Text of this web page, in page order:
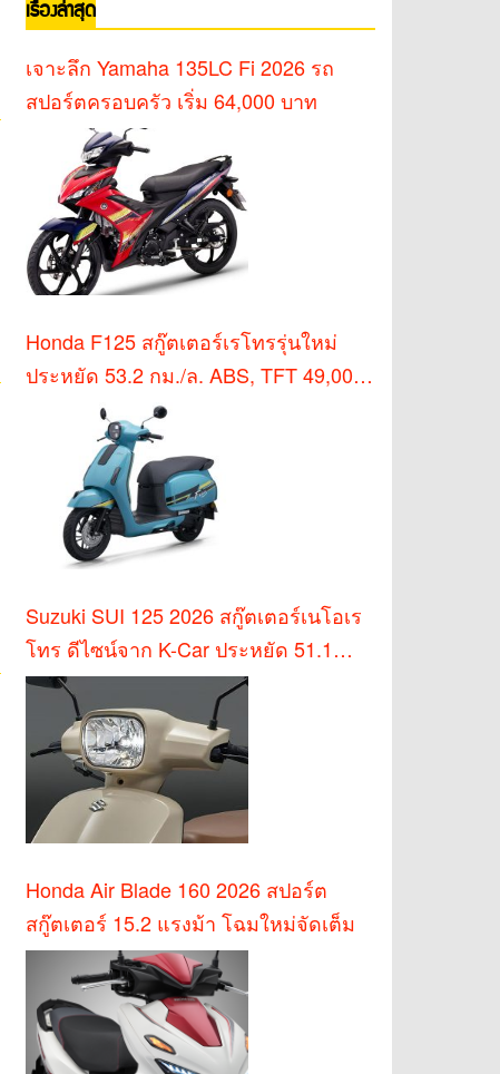
เรื่องล่าสุด
เจาะลึก Yamaha 135LC Fi 2026 รถ
สปอร์ตครอบครัว เริ่ม 64,000 บาท
Honda F125 สกู๊ตเตอร์เรโทรรุ่นใหม่
ประหยัด 53.2 กม./ล. ABS, TFT 49,000
Suzuki SUI 125 2026 สกู๊ตเตอร์เนโอเร
โทร ดีไซน์จาก K-Car ประหยัด 51.1
กม./ล.
Honda Air Blade 160 2026 สปอร์ต
สกู๊ตเตอร์ 15.2 แรงม้า โฉมใหม่จัดเต็ม